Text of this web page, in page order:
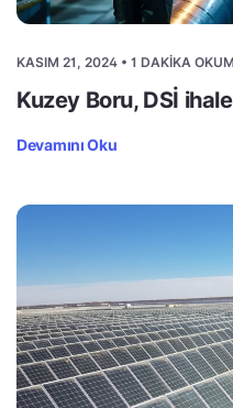
KASIM 21, 2024 • 1 DAKIKA
Kuzey Boru, DSİ
Devamını Oku